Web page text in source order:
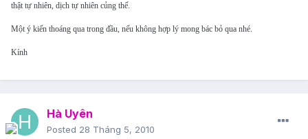
thật tự nhiên, dịch tự nhiên củng thế.
Một ý kiến thoáng qua trong đầu, nếu không hợp lý mong bác bỏ qua nhé.
Kính
Hà Uyên
Posted 28 Tháng 5, 2010